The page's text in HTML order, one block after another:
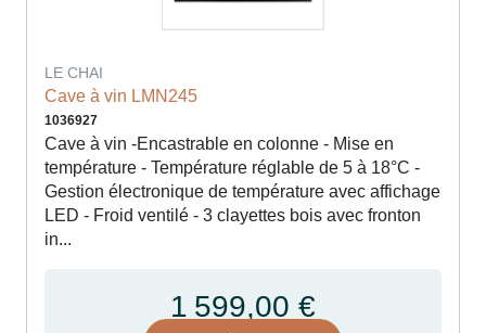
LE CHAI
Cave à vin LMN245
1036927
Cave à vin -Encastrable en colonne - Mise en
température - Température réglable de 5 à 18°C -
Gestion électronique de température avec affichage
LED - Froid ventilé - 3 clayettes bois avec fronton
in...
1 599,00 €